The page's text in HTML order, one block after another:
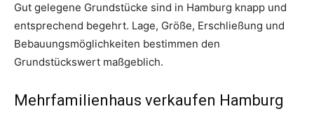
Gut gelegene Grundstücke sind in Hamburg knapp und
entsprechend begehrt. Lage, Größe, Erschließung und
Bebauungsmöglichkeiten bestimmen den
Grundstückswert maßgeblich.
Mehrfamilienhaus verkaufen Hamburg